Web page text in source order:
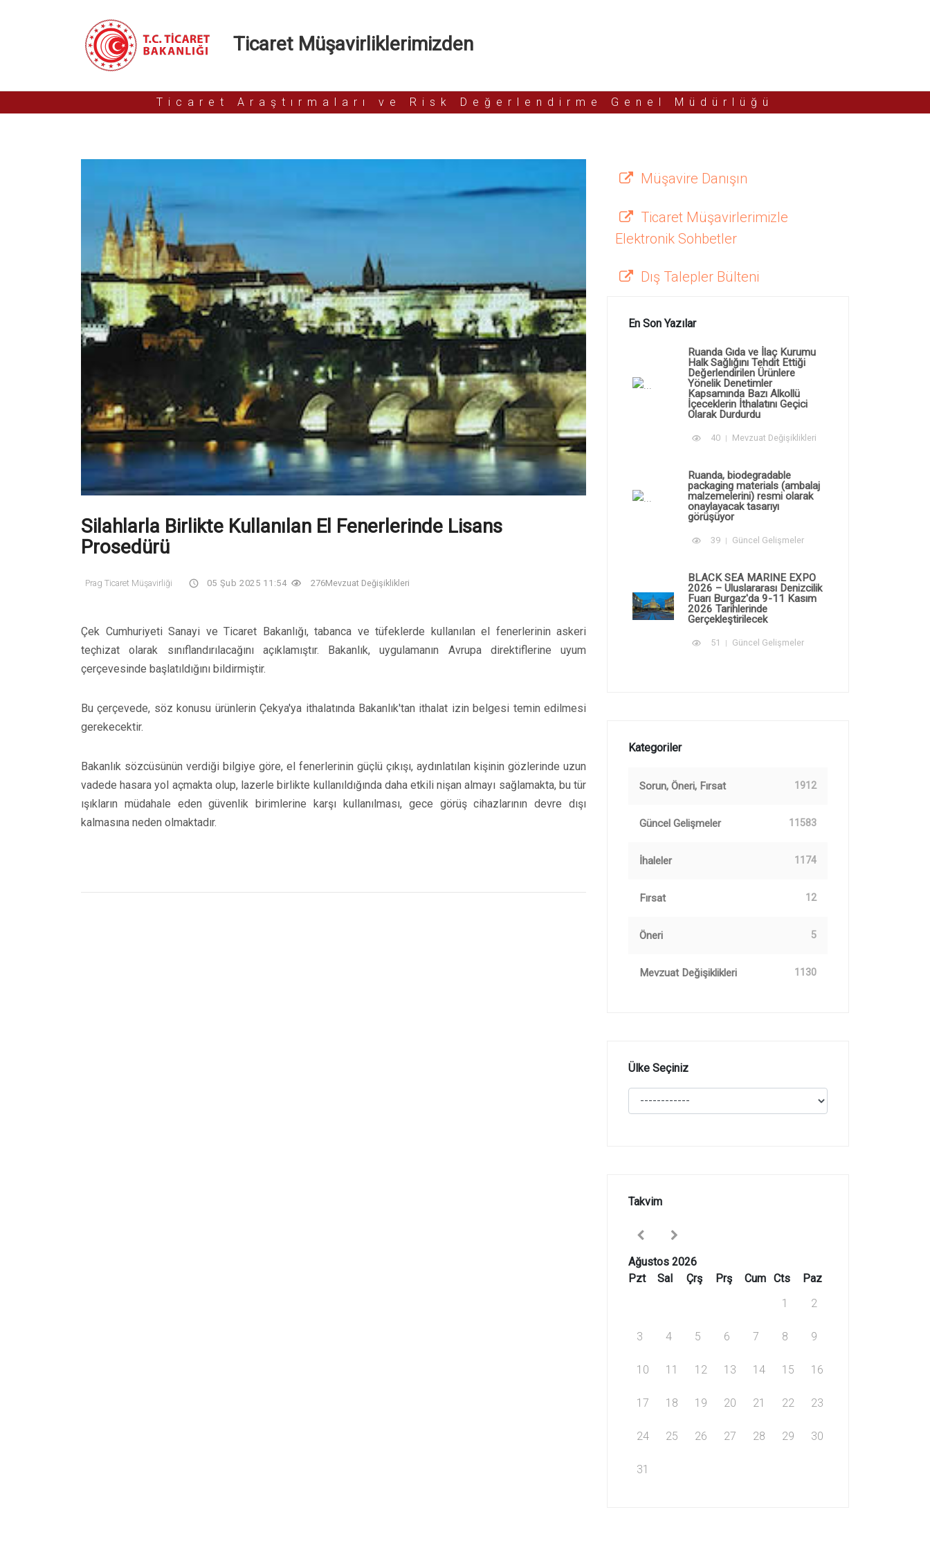
Ticaret Müşavirliklerimizden
Ticaret Araştırmaları ve Risk Değerlendirme Genel Müdürlüğü
Silahlarla Birlikte Kullanılan El Fenerlerinde Lisans
Prosedürü
Prag Ticaret Müşavirliği 05 Şub 2025 11:54 276Mevzuat Değişiklikleri
Çek Cumhuriyeti Sanayi ve Ticaret Bakanlığı, tabanca ve tüfeklerde kullanılan el fenerlerinin askeri
teçhizat olarak sınıflandırılacağını açıklamıştır. Bakanlık, uygulamanın Avrupa direktiflerine uyum
çerçevesinde başlatıldığını bildirmiştir.
Bu çerçevede, söz konusu ürünlerin Çekya'ya ithalatında Bakanlık'tan ithalat izin belgesi temin edilmesi
gerekecektir.
Bakanlık sözcüsünün verdiği bilgiye göre, el fenerlerinin güçlü çıkışı, aydınlatılan kişinin gözlerinde uzun
vadede hasara yol açmakta olup, lazerle birlikte kullanıldığında daha etkili nişan almayı sağlamakta, bu tür
ışıkların müdahale eden güvenlik birimlerine karşı kullanılması, gece görüş cihazlarının devre dışı
kalmasına neden olmaktadır.
Müşavire Danışın
Ticaret Müşavirlerimizle
Elektronik Sohbetler
Dış Talepler Bülteni
En Son Yazılar
Ruanda Gıda ve İlaç Kurumu
Halk Sağlığını Tehdit Ettiği
Değerlendirilen Ürünlere
Yönelik Denetimler
Kapsamında Bazı Alkollü
İçeceklerin İthalatını Geçici
Olarak Durdurdu
40 Mevzuat Değişiklikleri
Ruanda, biodegradable
packaging materials (ambalaj
malzemelerini) resmi olarak
onaylayacak tasarıyı
görüşüyor
39 Güncel Gelişmeler
BLACK SEA MARINE EXPO
2026 – Uluslararası Denizcilik
Fuarı Burgaz'da 9-11 Kasım
2026 Tarihlerinde
Gerçekleştirilecek
51 Güncel Gelişmeler
Kategoriler
Sorun, Öneri, Fırsat 1912
Güncel Gelişmeler 11583
İhaleler 1174
Fırsat 12
Öneri 5
Mevzuat Değişiklikleri 1130
Ülke Seçiniz
Takvim
Ağustos 2026
Pzt
Sal Çrş Prş Cum Cts
Paz
1
2
3 4 5 6 7 8 9
10 11 12 13 14 15 16
17 18 19 20 21 22 23
24 25 26 27 28 29 30
31